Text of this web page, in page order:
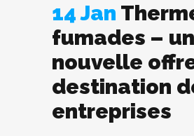
14 Jan
fumades –
nouvelle
destination
entreprises